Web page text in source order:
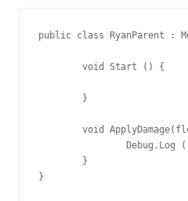
public class RyanParent :
}